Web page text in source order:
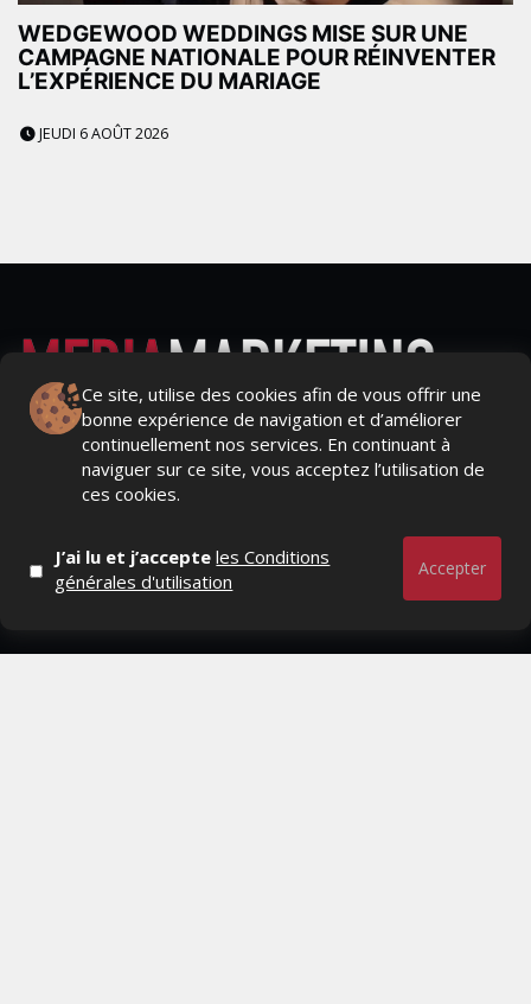
WEDGEWOOD WEDDINGS MISE SUR UNE
CAMPAGNE NATIONALE POUR RÉINVENTER
L’EXPÉRIENCE DU MARIAGE
JEUDI 6 AOÛT 2026
Ce site, utilise des cookies afin de vous offrir une
bonne expérience de navigation et d’améliorer
continuellement nos services. En continuant à
naviguer sur ce site, vous acceptez l’utilisation de
ces cookies.
J’ai lu et j’accepteles Conditions
générales d'utilisation
Accepter
Actualités Média, Actualités Com/Market/Ntic, Actualités
Distrib, Dossier, Interview, Stratégies, Communication,
Marques avenue, Relations presse, Créa, Baromètre,
People, Métier, Profil...
RESTER CONNECTÉ